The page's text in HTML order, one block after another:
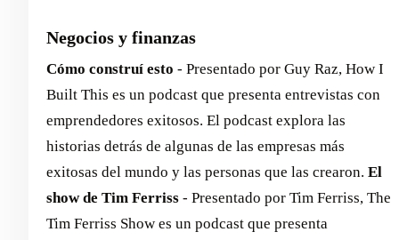
Negocios y finanzas
Cómo construí esto - Presentado por Guy Raz, How I
Built This es un podcast que presenta entrevistas con
emprendedores exitosos. El podcast explora las
historias detrás de algunas de las empresas más
exitosas del mundo y las personas que las crearon. El
show de Tim Ferriss - Presentado por Tim Ferriss, The
Tim Ferriss Show es un podcast que presenta